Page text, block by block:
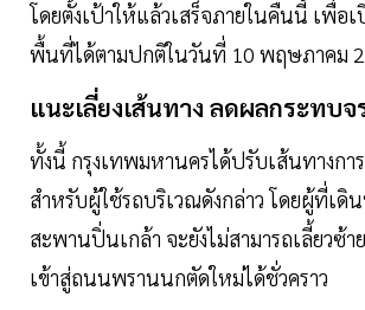
โดยตั้งเป้าให้แล้วเสร็จภายในคืนนี้ เพื่อเ
พื้นที่ได้ตามปกติในวันที่ 10 พฤษภาคม
แนะเลี่ยงเส้นทาง ลดผลกระทบจ
ทั้งนี้ กรุงเทพมหานครได้ปรับเส้นทางการ
สำหรับผู้ใช้รถบริเวณดังกล่าว โดยผู้ที่เดิ
สะพานปิ่นเกล้า จะยังไม่สามารถเลี้ยวซ้า
เข้าสู่ถนนพรานนกตัดใหม่ได้ชั่วคราว